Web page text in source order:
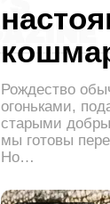
Рождество
огоньками,
старыми
мы готовы
Но…